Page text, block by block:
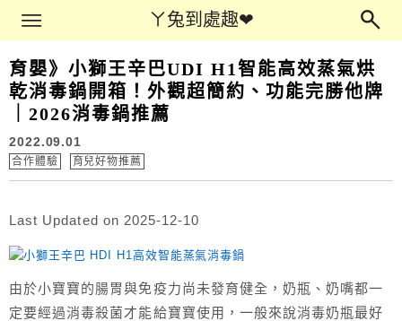
ㄚ兔到處趣❤
Main Menu
育嬰》小獅王辛巴UDI H1智能高效蒸氣烘
乾消毒鍋開箱！外觀超簡約、功能完勝他牌
｜2026消毒鍋推薦
2022.09.01
合作體驗 育兒好物推薦
Last Updated on 2025-12-10
由於小寶寶的腸胃與免疫力尚未發育健全，奶瓶、奶嘴都一
定要經過消毒殺菌才能給寶寶使用，一般來說消毒奶瓶最好